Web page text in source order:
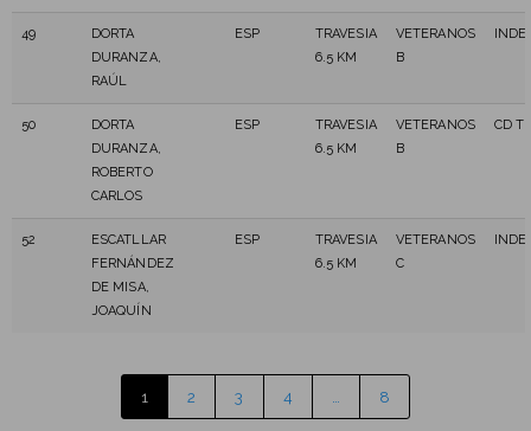
49
DORTA
DURANZA,
RAÚL
ESP
TRAVESIA
6.5 KM
VETERANOS
B
50
DORTA
DURANZA,
ROBERTO
CARLOS
ESP
TRAVESIA
6.5 KM
VETERANOS
B
CD
52
ESCATLLAR
FERNÁNDEZ
DE MISA,
JOAQUÍN
ESP
TRAVESIA
6.5 KM
VETERANOS
C
1 2 3 4 8